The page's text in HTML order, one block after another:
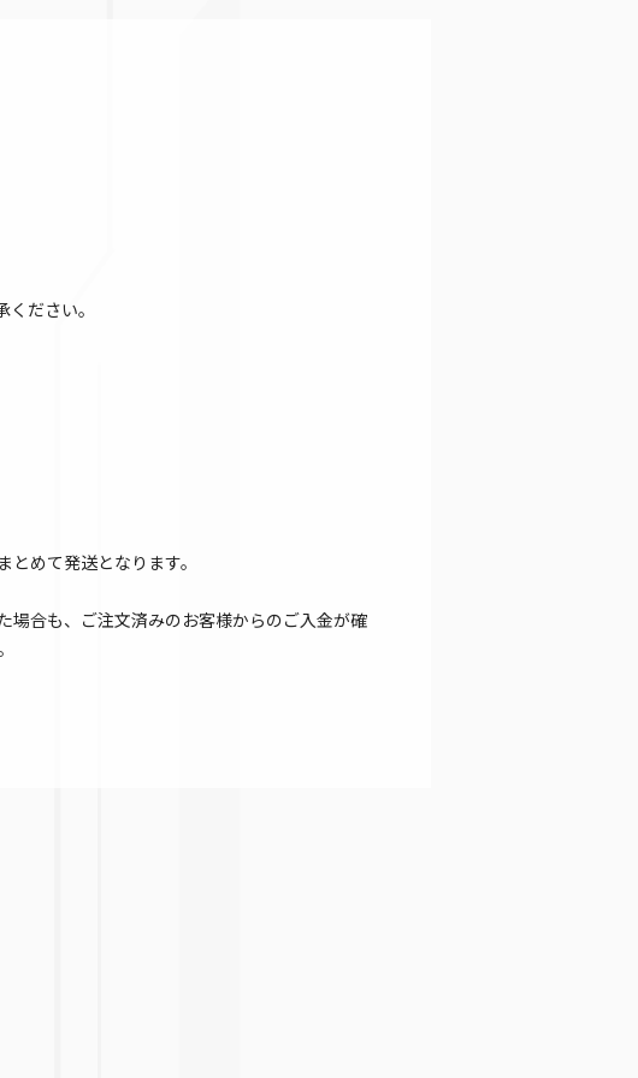
ださい。
めて発送となります。
場合も、ご注文済みのお客様からのご入金が確